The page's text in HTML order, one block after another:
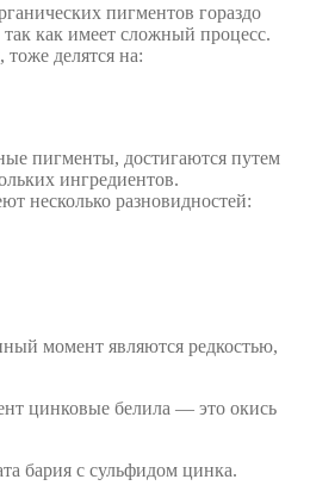
пигментов гораздо
как имеет сложный процесс.
делятся на:
пигменты, достигаются путем
ингредиентов.
несколько разновидностей:
момент являются редкостью,
цинковые белила — это окись
бария с сульфидом цинка.